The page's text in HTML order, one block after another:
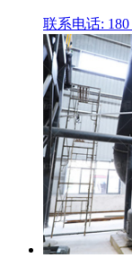
联系电话: 180